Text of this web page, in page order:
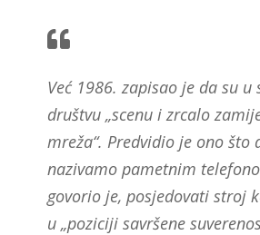
Već 1986. zapisao je da su u
društvu „scenu i zrcalo
mreža“. Predvidio je ono što
nazivamo pametnim
govorio je, posjedovati stroj
u „poziciji savršene